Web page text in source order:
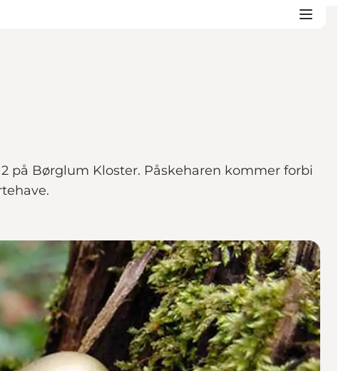
på Børglum Kloster. Påskeharen kommer forbi